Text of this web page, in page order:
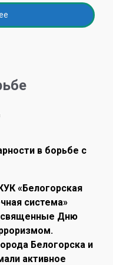
«Белогорская
система»
Дню
Белогорска и
активное